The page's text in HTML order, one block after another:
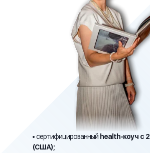
• сертифицированный health-коуч с
(США);